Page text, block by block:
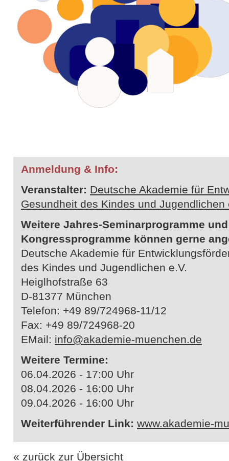
Anmeldung & Info:
Veranstalter: Deutsche Akademie für
Gesundheit des Kindes und Jugendlichen
Weitere Jahres-Seminarprogramme
Kongressprogramme können gerne
Deutsche Akademie für
des Kindes und Jugendlichen e.V.
Heiglhofstraße 63
D-81377 München
Telefon: +49 89/724968-11/12
Fax: +49 89/724968-20
EMail: info@akademie-muenchen.de
Weitere Termine:
06.04.2026 - 17:00 Uhr
08.04.2026 - 16:00 Uhr
09.04.2026 - 16:00 Uhr
Weiterführender Link: www.akademie-
« zurück zur Übersicht